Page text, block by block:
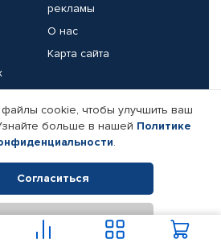
рекламы
О нас
Карта сайта
Реквизиты компании
2026. Все права защищены.
товаров Автопрофи.
cookie, чтобы улучшить ваш
больше в нашей Политике
.
Согласиться
Отклонить
В корзину